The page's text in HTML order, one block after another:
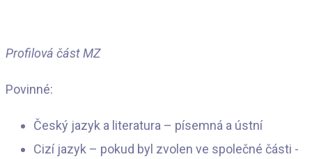
Profilová část MZ
Povinné:
Český jazyk a literatura – písemná a ústní
Cizí jazyk – pokud byl zvolen ve společné části -